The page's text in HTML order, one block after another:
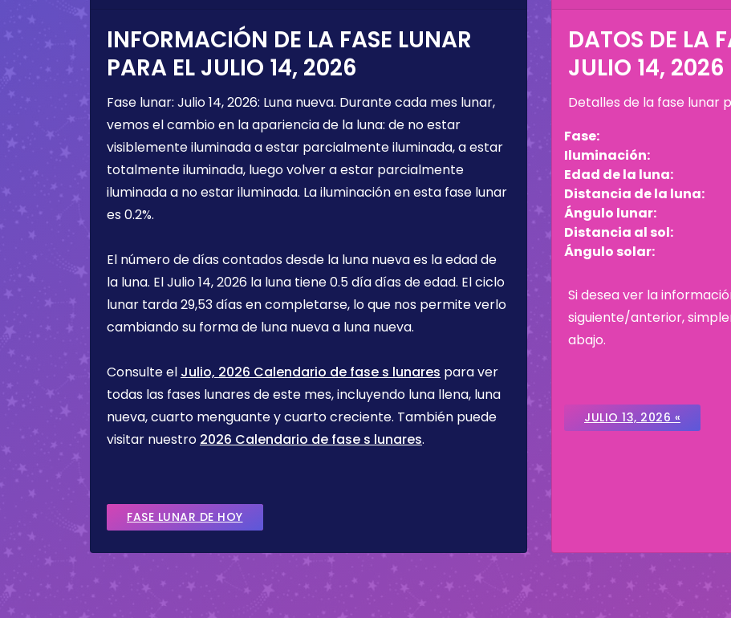
INFORMACIÓN DE LA FASE LUNAR
PARA EL JULIO 14, 2026
Fase lunar: Julio 14, 2026: Luna nueva. Durante cada mes lunar,
vemos el cambio en la apariencia de la luna: de no estar
visiblemente iluminada a estar parcialmente iluminada, a estar
totalmente iluminada, luego volver a estar parcialmente
iluminada a no estar iluminada. La iluminación en esta fase lunar
es 0.2%.
El número de días contados desde la luna nueva es la edad de
la luna. ElJulio 14, 2026 la luna tiene0.5 díadías de edad. El ciclo
lunar tarda 29,53 días en completarse, lo que nos permite verlo
cambiando su forma de luna nueva a luna nueva.
Consulte el Julio, 2026 Calendario de fase s lunares para ver
todas las fases lunares de este mes, incluyendo luna llena, luna
nueva, cuarto menguante y cuarto creciente. También puede
visitar nuestro 2026 Calendario de fase s lunares.
FASE LUNAR DE HOY
DATOS DE LA
JULIO 14, 2026
Detalles de la fase lunar
Fase:
Iluminación:
Edad de la luna:
Distancia de la luna:
Ángulo lunar:
Distancia al sol:
Ángulo solar:
Si desea ver la
siguiente/anterior,
abajo.
JULIO 13, 2026 «